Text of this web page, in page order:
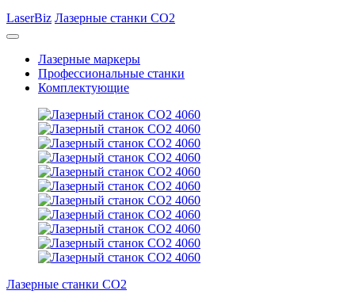
LaserBiz Лазерные станки CO2
Лазерные маркеры
Профессиональные станки
Комплектующие
Лазерные станки CO2